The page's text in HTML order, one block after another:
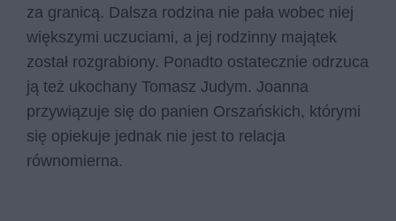
za granicą. Dalsza rodzina nie pała wobec niej
większymi uczuciami, a jej rodzinny majątek
został rozgrabiony. Ponadto ostatecznie odrzuca
ją też ukochany Tomasz Judym. Joanna
przywiązuje się do panien Orszańskich, którymi
się opiekuje jednak nie jest to relacja
równomierna.